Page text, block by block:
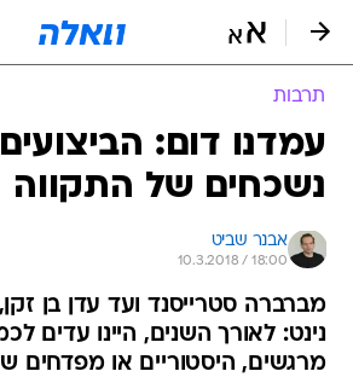
תרבות
עמדנו דום:
נשכחים של התקווה
אבנר שביט
10.3.2018 / 18:00
מברברה סטרייסנד ועד עדן בן
נינט: לאורך השנים, היינו עדים
מרגשים, היסטוריים או מפדחים